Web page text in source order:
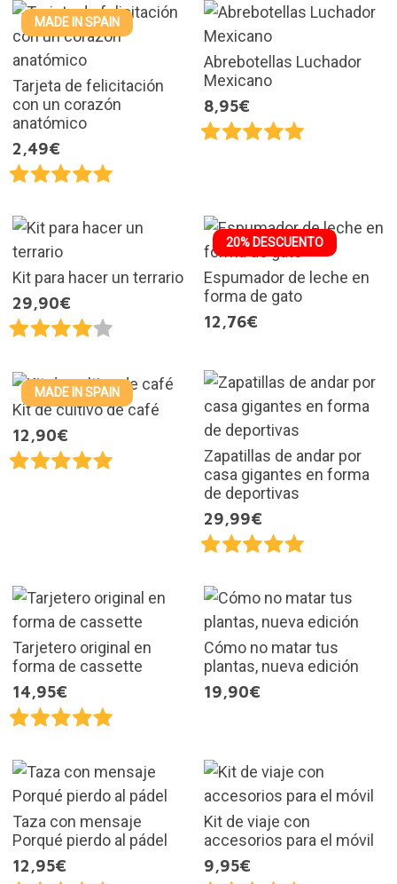
MADE IN SPAIN
Tarjeta de felicitación
con un corazón
anatómico
2,49€
Abrebotellas Luchador
Mexicano
8,95€
Kit para hacer un terrario
29,90€
20% DESCUENTO
Espumador de leche en
forma de gato
12,76€
MADE IN SPAIN
Kit de cultivo de café
12,90€
Zapatillas de andar por
casa gigantes en forma
de deportivas
29,99€
Tarjetero original en
forma de cassette
14,95€
Cómo no matar tus
plantas, nueva edición
19,90€
Taza con mensaje
Porqué pierdo al pádel
12,95€
Kit de viaje con
accesorios para el móvil
9,95€